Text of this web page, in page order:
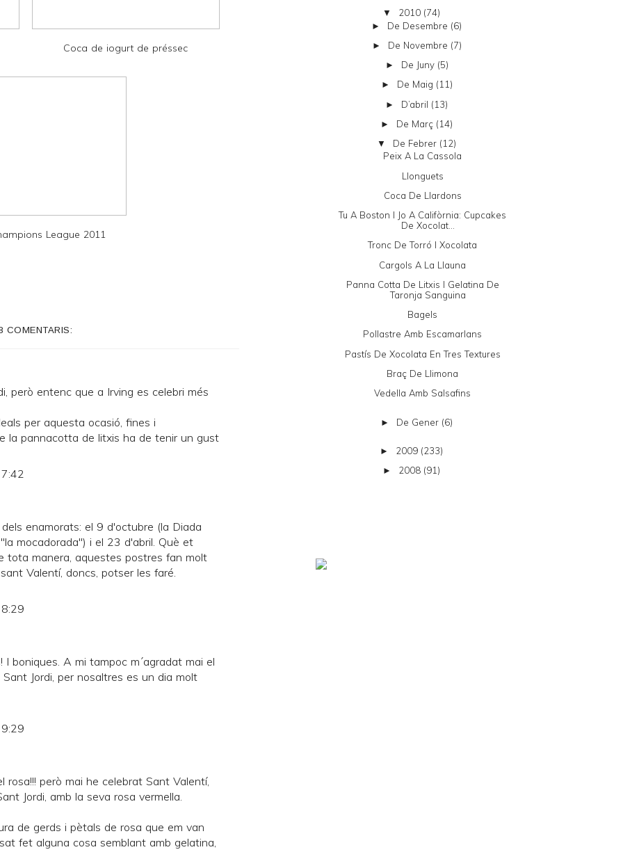
Coca de iogurt de préssec
League 2011
COMENTARIS:
però entenc que a Irving es celebri més
per aquesta ocasió, fines i
la pannacotta de litxis ha de tenir un gust
enamorats: el 9 d'octubre (la Diada
mocadorada") i el 23 d'abril. Què et
tota manera, aquestes postres fan molt
Valentí, doncs, potser les faré.
I boniques. A mi tampoc m´agradat mai el
Jordi, per nosaltres es un dia molt
rosa!!! però mai he celebrat Sant Valentí,
Jordi, amb la seva rosa vermella.
de gerds i pètals de rosa que em van
fet alguna cosa semblant amb gelatina,
▼ 2010 (74)
► De Desembre (6)
► De Novembre (7)
► De Juny (5)
► De Maig (11)
► D’abril (13)
► De Març (14)
▼ De Febrer (12)
Peix A La Cassola
Llonguets
Coca De Llardons
Tu A Boston I Jo A Califòrnia: Cupcakes
De Xocolat...
Tronc De Torró I Xocolata
Cargols A La Llauna
Panna Cotta De Litxis I Gelatina De
Taronja Sanguina
Bagels
Pollastre Amb Escamarlans
Pastís De Xocolata En Tres Textures
Braç De Llimona
Vedella Amb Salsafins
► De Gener (6)
► 2009 (233)
► 2008 (91)